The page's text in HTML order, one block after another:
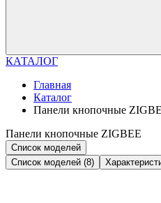
КАТАЛОГ
Главная
Каталог
Панели кнопочные
Панели кнопочные ZIGBEE
Список моделей
Список моделей (8)